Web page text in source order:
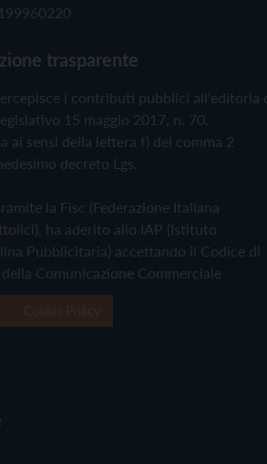
trasparente
i contributi pubblici all'editoria
15 maggio 2017, n. 70.
ai sensi della lettera f) del comma 2
decreto Lgs.
la Fisc (Federazione Italiana
ha aderito allo IAP (Istituto
Pubblicitaria) accettando il Codice di
Comunicazione Commerciale